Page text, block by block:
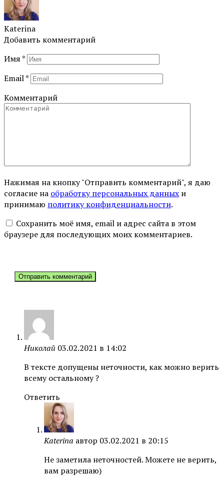
Katerina
Добавить комментарий
Имя*
Email*
Комментарий
Нажимая на кнопку "Отправить комментарий", я даю
согласие на обработку персональных данных и
принимаю политику конфиденциальности.
Сохранить моё имя, email и адрес сайта в этом
браузере для последующих моих комментариев.
Николай 03.02.2021 в 14:02
В тексте допущены неточности, как можно верить
всему остальному ?
Ответить
Katerina автор 03.02.2021 в 20:15
Не заметила неточностей. Можете не верить,
вам разрешаю)